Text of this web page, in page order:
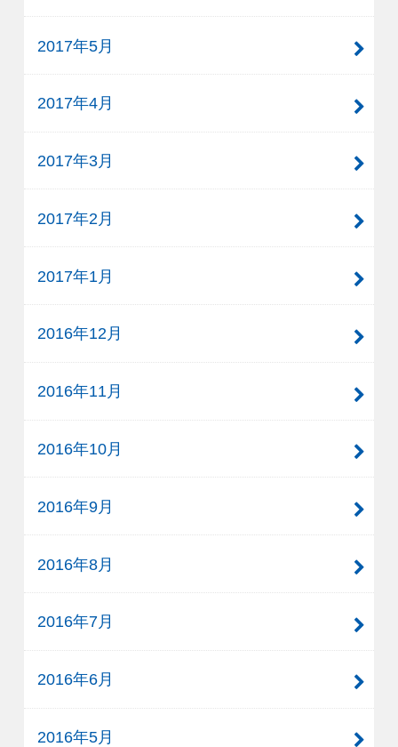
2017年5月
2017年4月
2017年3月
2017年2月
2017年1月
2016年12月
2016年11月
2016年10月
2016年9月
2016年8月
2016年7月
2016年6月
2016年5月